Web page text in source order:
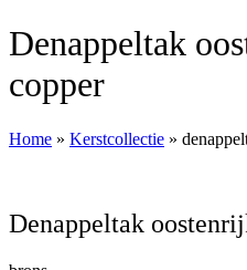
denappeltak oostenrijker 122 cm
copper
Home » Kerstcollectie »
denappeltak